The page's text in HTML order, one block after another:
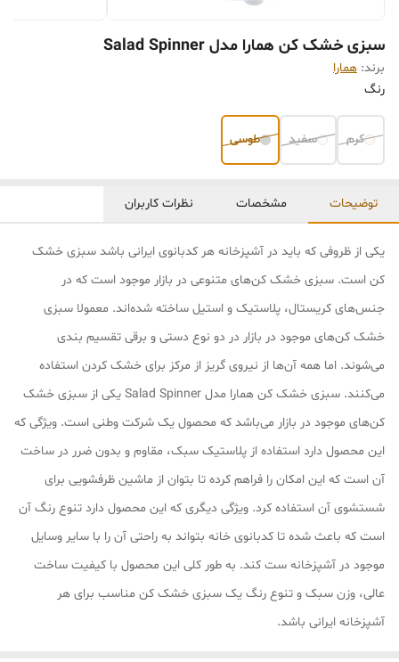
سبزی خشک کن همارا مدل Salad Spinner
برند: همارا
رنگ
کرم سفید طوسی
توضیحات مشخصات نظرات کاربران
یکی از ظروفی که باید در آشپزخانه هر کدبانوی ایرانی باشد سبزی خشک
کن است. سبزی خشک کن‌های متنوعی در بازار موجود است که در
جنس‌های کریستال، پلاستیک و استیل ساخته شده‌اند. معمولا سبزی
خشک کن‌های موجود در بازار در دو نوع دستی و برقی تقسیم بندی
می‌شوند. اما همه آن‌ها از نیروی گریز از مرکز برای خشک کردن استفاده
می‌کنند. سبزی خشک کن همارا مدل Salad Spinner یکی از سبزی خشک
کن‌های موجود در بازار می‌باشد که محصول یک شرکت وطنی است. ویژگی که
این محصول دارد استفاده از پلاستیک سبک، مقاوم و بدون ضرر در ساخت
آن است که این امکان را فراهم کرده تا بتوان از ماشین ظرفشویی برای
شستشوی آن استفاده کرد. ویژگی دیگری که این محصول دارد تنوع رنگ آن
است که باعث شده تا کدبانوی خانه بتواند به راحتی آن را با سایر وسایل
موجود در آشپزخانه ست کند. به طور کلی این محصول با کیفیت ساخت
عالی، وزن سبک و تنوع رنگ یک سبزی خشک کن مناسب برای هر
آشپزخانه ایرانی باشد.